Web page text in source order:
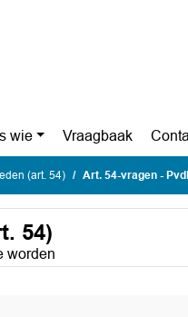
wie Vraagbaak
(art. 54) Art. 54-vragen -
54)
worden